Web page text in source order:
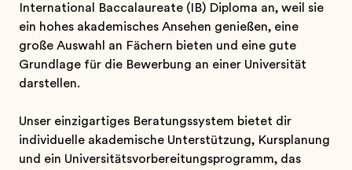
International Baccalaureate (IB) Diploma an, weil sie
ein hohes akademisches Ansehen genießen, eine
große Auswahl an Fächern bieten und eine gute
Grundlage für die Bewerbung an einer Universität
darstellen.
Unser einzigartiges Beratungssystem bietet dir
individuelle akademische Unterstützung, Kursplanung
und ein Universitätsvorbereitungsprogramm, das